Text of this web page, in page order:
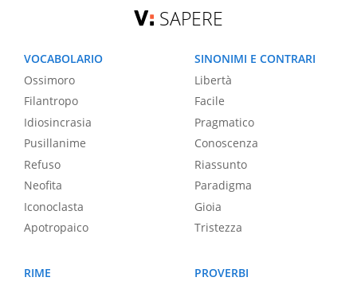
SAPERE
VOCABOLARIO
Ossimoro
Filantropo
Idiosincrasia
Pusillanime
Refuso
Neofita
Iconoclasta
Apotropaico
SINONIMI E CONTRARI
Libertà
Facile
Pragmatico
Conoscenza
Riassunto
Paradigma
Gioia
Tristezza
RIME
PROVERBI